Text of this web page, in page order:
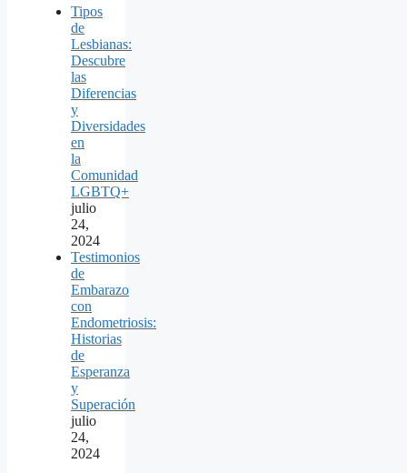
Tipos
de
Lesbianas:
Descubre
las
Diferencias
y
Diversidades
en
la
Comunidad
LGBTQ+
julio
24,
2024
Testimonios
de
Embarazo
con
Endometriosis:
Historias
de
Esperanza
y
Superación
julio
24,
2024